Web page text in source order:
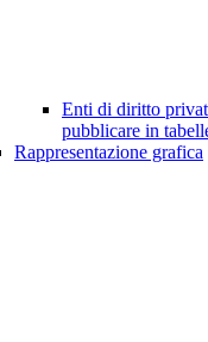
Enti di diritto
pubblicare in
Rappresentazione grafica